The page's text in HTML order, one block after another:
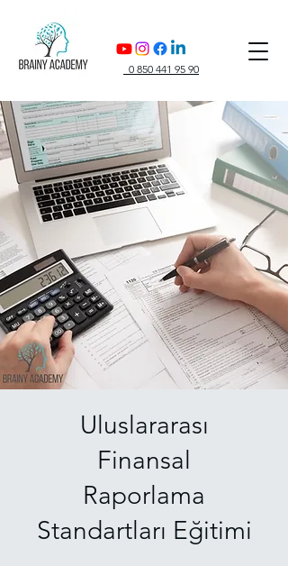
0 850 441 95 90
Uluslararası
Finansal
Raporlama
Standartları Eğitimi